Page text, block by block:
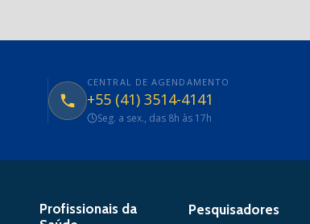
CENTRAL DE AGENDAMENTO
+55 (41) 3514-4141
Seg. a sex., das 8h às 17h
Profissionais da
Pesquisadores